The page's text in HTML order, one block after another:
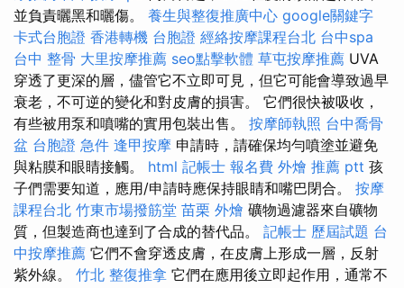
並負責曬黑和曬傷。 養生與整復推廣中心 google關鍵字
卡式台胞證 香港轉機 台胞證 經絡按摩課程台北 台中spa
台中 整骨 大里按摩推薦 seo點擊軟體 草屯按摩推薦 UVA
穿透了更深的層，儘管它不立即可見，但它可能會導致過早
衰老，不可逆的變化和對皮膚的損害。 它們很快被吸收，
有些被用泵和噴嘴的實用包裝出售。 按摩師執照 台中喬骨
盆 台胞證 急件 逢甲按摩 申請時，請確保均勻噴塗並避免
與粘膜和眼睛接觸。 html 記帳士 報名費 外燴 推薦 ptt 孩
子們需要知道，應用/申請時應保持眼睛和嘴巴閉合。 按摩
課程台北 竹東市場撥筋堂 苗栗 外燴 礦物過濾器來自礦物
質，但製造商也達到了合成的替代品。 記帳士 歷屆試題 台
中按摩推薦 它們不會穿透皮膚，在皮膚上形成一層，反射
紫外線。 竹北 整復推拿 它們在應用後立即起作用，通常不